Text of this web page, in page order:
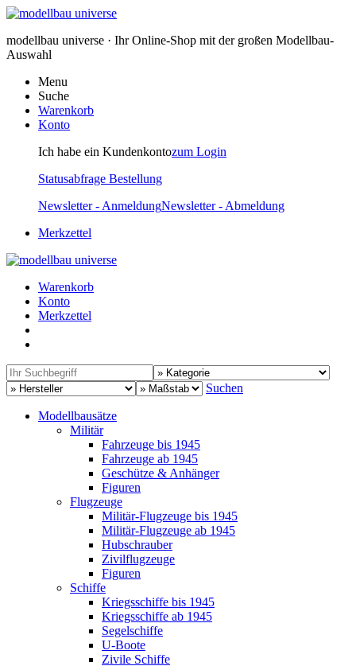
modellbau universe · Ihr Online-Shop mit der großen Modellbau-
Auswahl
Menu
Suche
Warenkorb
Konto
Ich habe ein Kundenkontozum Login
Statusabfrage Bestellung
Newsletter - AnmeldungNewsletter - Abmeldung
Merkzettel
Warenkorb
Konto
Merkzettel
Suchen
Modellbausätze
Militär
Fahrzeuge bis 1945
Fahrzeuge ab 1945
Geschütze & Anhänger
Figuren
Flugzeuge
Militär-Flugzeuge bis 1945
Militär-Flugzeuge ab 1945
Hubschrauber
Zivilflugzeuge
Figuren
Schiffe
Kriegsschiffe bis 1945
Kriegsschiffe ab 1945
Segelschiffe
U-Boote
Zivile Schiffe